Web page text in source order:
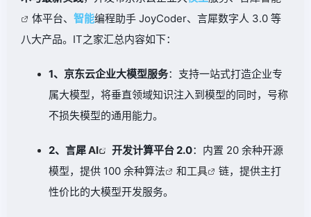
体平台、 智能编程助手 JoyCoder、言犀数字人 3.0 等
八大产品。IT之家汇总内容如下：
1、京东云企业大模型服务：支持一站式打造企业专
属大模型，将垂直领域知识注入到模型的同时，号称
不损失模型的通用能力。
2、言犀AI 开发计算平台 2.0：内置 20 余种开源
模型，提供 100 余种算法 和工具
链，提供主打
性价比的大模型开发服务。